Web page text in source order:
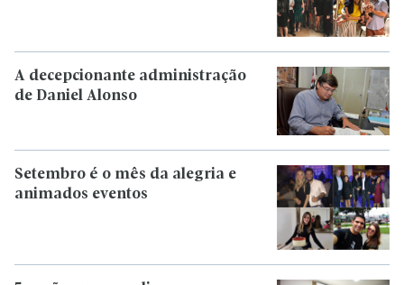
A decepcionante administração
de Daniel Alonso
Setembro é o mês da alegria e
animados eventos